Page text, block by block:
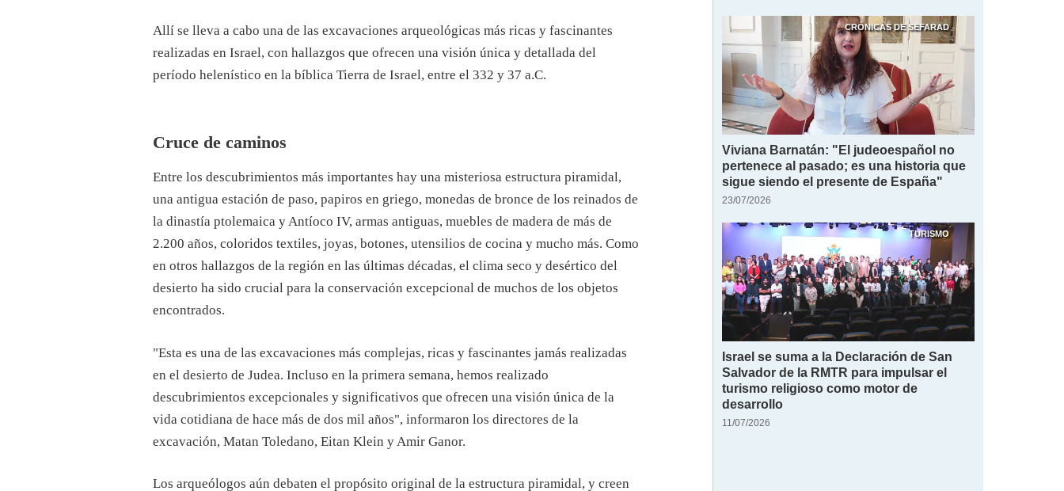
Allí se lleva a cabo una de las excavaciones arqueológicas más ricas y fascinantes
realizadas en Israel, con hallazgos que ofrecen una visión única y detallada del
período helenístico en la bíblica Tierra de Israel, entre el 332 y 37 a.C.
Cruce de caminos
Entre los descubrimientos más importantes hay una misteriosa estructura piramidal,
una antigua estación de paso, papiros en griego, monedas de bronce de los reinados de
la dinastía ptolemaica y Antíoco IV, armas antiguas, muebles de madera de más de
2.200 años, coloridos textiles, joyas, botones, utensilios de cocina y mucho más. Como
en otros hallazgos de la región en las últimas décadas, el clima seco y desértico del
desierto ha sido crucial para la conservación excepcional de muchos de los objetos
encontrados.
"Esta es una de las excavaciones más complejas, ricas y fascinantes jamás realizadas
en el desierto de Judea. Incluso en la primera semana, hemos realizado
descubrimientos excepcionales y significativos que ofrecen una visión única de la
vida cotidiana de hace más de dos mil años", informaron los directores de la
excavación, Matan Toledano, Eitan Klein y Amir Ganor.
Los arqueólogos aún debaten el propósito original de la estructura piramidal, y creen
CRÓNICAS DE SEFARAD
Viviana Barnatán: "El judeoespañol no
pertenece al pasado; es una historia que
sigue siendo el presente de España"
23/07/2026
TURISMO
Israel se suma a la Declaración de San
Salvador de la RMTR para impulsar el
turismo religioso como motor de
desarrollo
11/07/2026